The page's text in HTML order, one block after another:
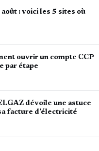
: voici les 5 sites où
ouvrir un compte CCP
par étape
dévoile une astuce
facture d’électricité